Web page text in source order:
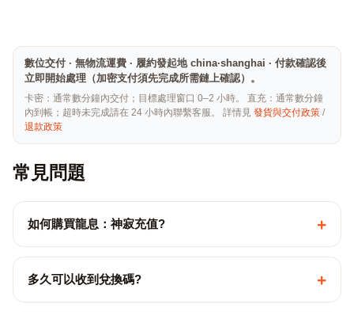
數位交付 · 無物流運費 · 履約發起地 china·shanghai · 付款確認後
立即開始處理（加密支付須先完成所需鏈上確認）。
卡密：通常數分鐘內交付；目標處理窗口 0–2 小時。 直充：通常數分鐘
內到帳；超時未完成請在 24 小時內聯繫客服。 詳情見 發貨與交付政策 /
退款政策
常見問題
如何購買龍息：神寂充值? +
多久可以收到兌換碼? +